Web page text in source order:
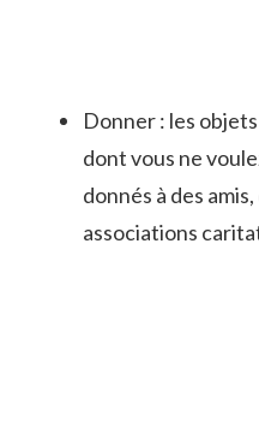
Donner : les
dont vous ne
donnés à des
associations